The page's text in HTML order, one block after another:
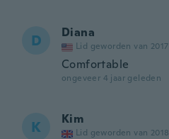
D Diana
Lid geworden van 2017
Comfortable
ongeveer 4 jaar geleden
K Kim
Lid geworden van 2018